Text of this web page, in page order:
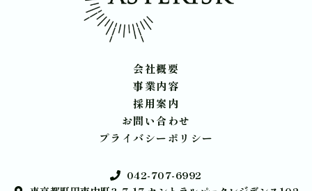
会社概要
事業内容
採用案内
お問い合わせ
プライバシーポリシー
042-707-6992